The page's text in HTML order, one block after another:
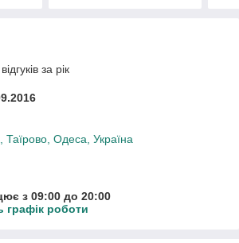
за рік
Таїрово, Одеса, Україна
з 09:00 до 20:00
графік роботи